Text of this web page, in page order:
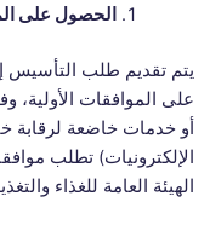
الحصول على
يتم تقديم طلب التأسيس
على الموافقات
أو خدمات خاضعة لرقابة
الإلكترونيات) تطلب
الهيئة العامة للغذاء